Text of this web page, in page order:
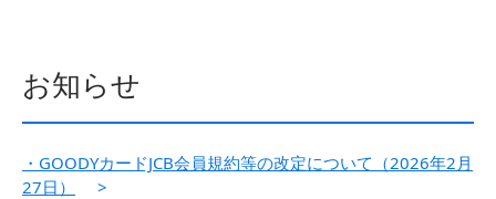
お知らせ
・GOODYカードJCB会員規約等の改定について（2026年2月
27日）
>